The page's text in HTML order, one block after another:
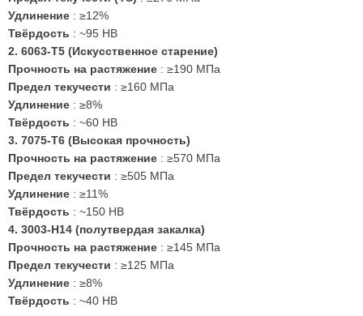
Удлинение : ≥12%
Твёрдость : ~95 HB
2. 6063-T5 (Искусственное старение)
Прочность на растяжение : ≥190 МПа
Предел текучести : ≥160 МПа
Удлинение : ≥8%
Твёрдость : ~60 HB
3. 7075-T6 (Высокая прочность)
Прочность на растяжение : ≥570 МПа
Предел текучести : ≥505 МПа
Удлинение : ≥11%
Твёрдость : ~150 HB
4. 3003-H14 (полутвердая закалка)
Прочность на растяжение : ≥145 МПа
Предел текучести : ≥125 МПа
Удлинение : ≥8%
Твёрдость : ~40 HB